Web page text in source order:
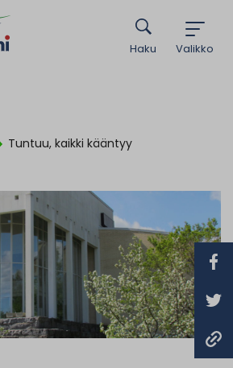
Valikko
Haku
Tuntuu, kaikki kääntyy